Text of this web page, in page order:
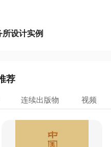
所设计实例
荐
连续出版物 视频